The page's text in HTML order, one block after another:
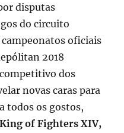
disputas
do circuito
oficiais
2018
dos
novas caras para
todos os gostos,
King of Fighters XIV,